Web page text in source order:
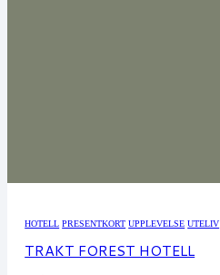
HOTELL PRESENTKORT UPPLEVELSE UTELIV
TRAKT FOREST HOTELL